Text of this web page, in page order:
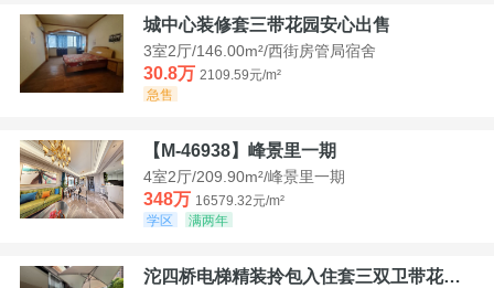
城中心装修套三带花园安心出售
3室2厅/146.00m²/西街房管局宿舍
30.8万 2109.59元/m²
急售
【M-46938】峰景里一期
4室2厅/209.90m²/峰景里一期
348万 16579.32元/m²
学区
满两年
沱四桥电梯精装拎包入住套三双卫带花园40平米带车位